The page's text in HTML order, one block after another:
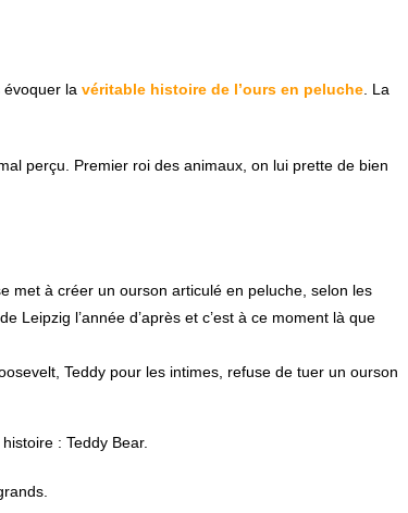
la véritable histoire de l’ours en peluche . La
perçu. Premier roi des animaux, on lui prette de bien
met à créer un ourson articulé en peluche, selon les
Leipzig l’année d’après et c’est à ce moment là que
Teddy pour les intimes, refuse de tuer un ourson
: Teddy Bear.